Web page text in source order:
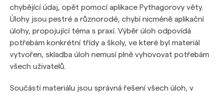
chybějící údaj, opět pomocí aplikace Pythagorovy věty.
Úlohy jsou pestré a různorodé, chybí nicméně aplikační
úlohy, propojující téma s praxí. Výběr úloh odpovídá
potřebám konkrétní třídy a školy, ve které byl materiál
vytvořen, skladba úloh nemusí plně vyhovovat potřebám
všech uživatelů.
Součástí materiálu jsou správná řešení všech úloh, v